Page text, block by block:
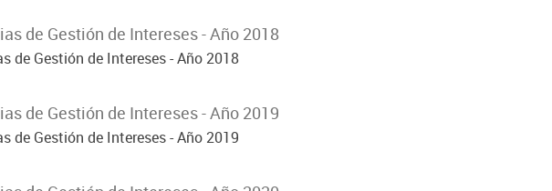
de Gestión de Intereses - Año 2018
de Gestión de Intereses - Año 2018
de Gestión de Intereses - Año 2019
de Gestión de Intereses - Año 2019